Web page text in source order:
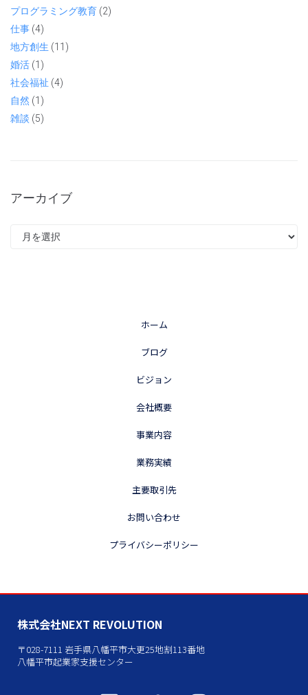
プログラミング教育 (2)
仕事 (4)
地方創生 (11)
婚活 (1)
社会福祉 (4)
自然 (1)
雑談 (5)
アーカイブ
ホーム
ブログ
ビジョン
会社概要
事業内容
業務実績
主要取引先
お問い合わせ
プライバシーポリシー
株式会社NEXT REVOLUTION
〒028-7111 岩手県八幡平市大更25地割113番地
八幡平市起業家支援センター